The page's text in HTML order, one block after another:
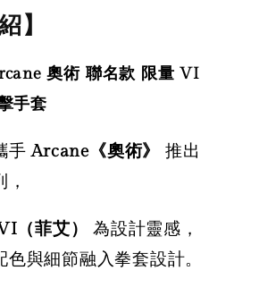
】
除
擊
灣
+
綁帶 彈性手
NT$ 450
NT$ 500
綁帶 彈
NT$ 500
】
奧術 聯名款 限量 VI
手套
手Arcane《奧術》
推出
（菲艾）
為設計靈感，
色與細節融入拳套設計。